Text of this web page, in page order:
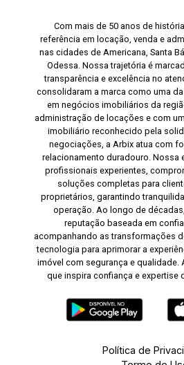
Com mais de 50 anos de
referência em locação, venda e
nas cidades de Americana, Santa
Odessa. Nossa trajetória é
transparência e excelência no
consolidaram a marca como uma
em negócios imobiliários da
administração de locações e com
imobiliário reconhecido pela
negociações, a Arbix atua com
relacionamento duradouro. Nossa
profissionais experientes,
soluções completas para
proprietários, garantindo
operação. Ao longo de
reputação baseada em
acompanhando as transformações
tecnologia para aprimorar a
imóvel com segurança e qualidade.
que inspira confiança e expertise
Política de